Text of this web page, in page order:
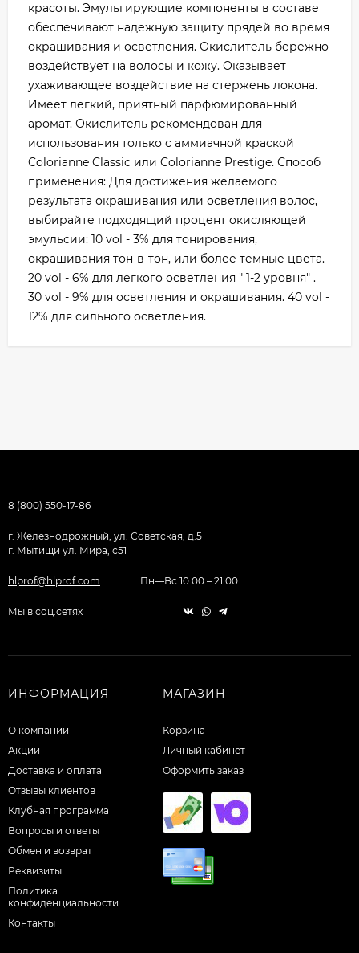
красоты. Эмульгирующие компоненты в составе
обеспечивают надежную защиту прядей во время
окрашивания и осветления. Окислитель бережно
воздействует на волосы и кожу. Оказывает
ухаживающее воздействие на стержень локона.
Имеет легкий, приятный парфюмированный
аромат. Окислитель рекомендован для
использования только с аммиачной краской
Colorianne Classic или Colorianne Prestige. Способ
применения: Для достижения желаемого
результата окрашивания или осветления волос,
выбирайте подходящий процент окисляющей
эмульсии: 10 vol - 3% для тонирования,
окрашивания тон-в-тон, или более темные цвета.
20 vol - 6% для легкого осветления " 1-2 уровня" .
30 vol - 9% для осветления и окрашивания. 40 vol -
12% для сильного осветления.
8 (800) 550-17-86
г. Железнодрожный, ул. Советская, д.5
г. Мытищи ул. Мира, с51
hlprof@hlprof.com Пн—Вс 10:00 – 21:00
Мы в соц.сетях
ИНФОРМАЦИЯ
О компании
Акции
Доставка и оплата
Отзывы клиентов
Клубная программа
Вопросы и ответы
Обмен и возврат
Реквизиты
Политика
конфиденциальности
Контакты
МАГАЗИН
Корзина
Личный кабинет
Оформить заказ